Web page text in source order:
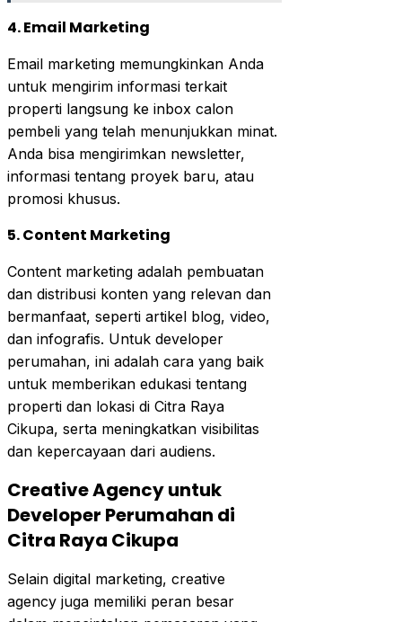
4. Email Marketing
Email marketing memungkinkan Anda
untuk mengirim informasi terkait
properti langsung ke inbox calon
pembeli yang telah menunjukkan minat.
Anda bisa mengirimkan newsletter,
informasi tentang proyek baru, atau
promosi khusus.
5. Content Marketing
Content marketing adalah pembuatan
dan distribusi konten yang relevan dan
bermanfaat, seperti artikel blog, video,
dan infografis. Untuk developer
perumahan, ini adalah cara yang baik
untuk memberikan edukasi tentang
properti dan lokasi di Citra Raya
Cikupa, serta meningkatkan visibilitas
dan kepercayaan dari audiens.
Creative Agency untuk
Developer Perumahan di
Citra Raya Cikupa
Selain digital marketing, creative
agency juga memiliki peran besar